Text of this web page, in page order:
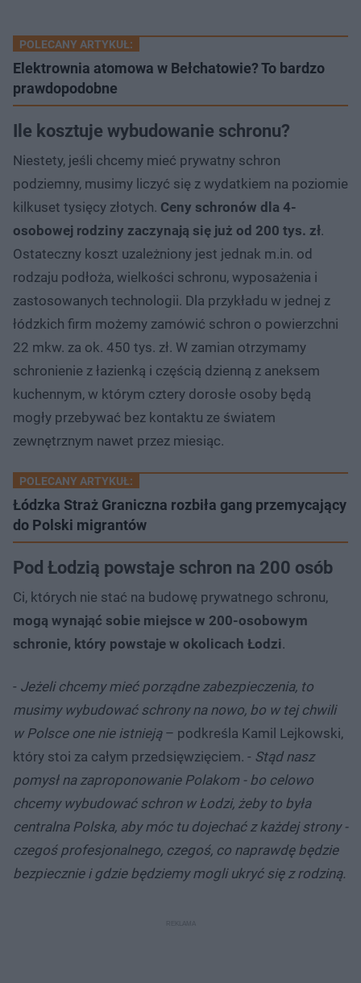
POLECANY ARTYKUŁ:
Elektrownia atomowa w Bełchatowie? To bardzo
prawdopodobne
Ile kosztuje wybudowanie schronu?
Niestety, jeśli chcemy mieć prywatny schron
podziemny, musimy liczyć się z wydatkiem na poziomie
kilkuset tysięcy złotych. Ceny schronów dla 4-
osobowej rodziny zaczynają się już od 200 tys. zł.
Ostateczny koszt uzależniony jest jednak m.in. od
rodzaju podłoża, wielkości schronu, wyposażenia i
zastosowanych technologii. Dla przykładu w jednej z
łódzkich firm możemy zamówić schron o powierzchni
22 mkw. za ok. 450 tys. zł. W zamian otrzymamy
schronienie z łazienką i częścią dzienną z aneksem
kuchennym, w którym cztery dorosłe osoby będą
mogły przebywać bez kontaktu ze światem
zewnętrznym nawet przez miesiąc.
POLECANY ARTYKUŁ:
Łódzka Straż Graniczna rozbiła gang przemycający
do Polski migrantów
Pod Łodzią powstaje schron na 200 osób
Ci, których nie stać na budowę prywatnego schronu,
mogą wynająć sobie miejsce w 200-osobowym
schronie, który powstaje w okolicach Łodzi.
- Jeżeli chcemy mieć porządne zabezpieczenia, to
musimy wybudować schrony na nowo, bo w tej chwili
w Polsce one nie istnieją– podkreśla Kamil Lejkowski,
który stoi za całym przedsięwzięciem. - Stąd nasz
pomysł na zaproponowanie Polakom - bo celowo
chcemy wybudować schron w Łodzi, żeby to była
centralna Polska, aby móc tu dojechać z każdej strony -
czegoś profesjonalnego, czegoś, co naprawdę będzie
bezpiecznie i gdzie będziemy mogli ukryć się z rodziną.